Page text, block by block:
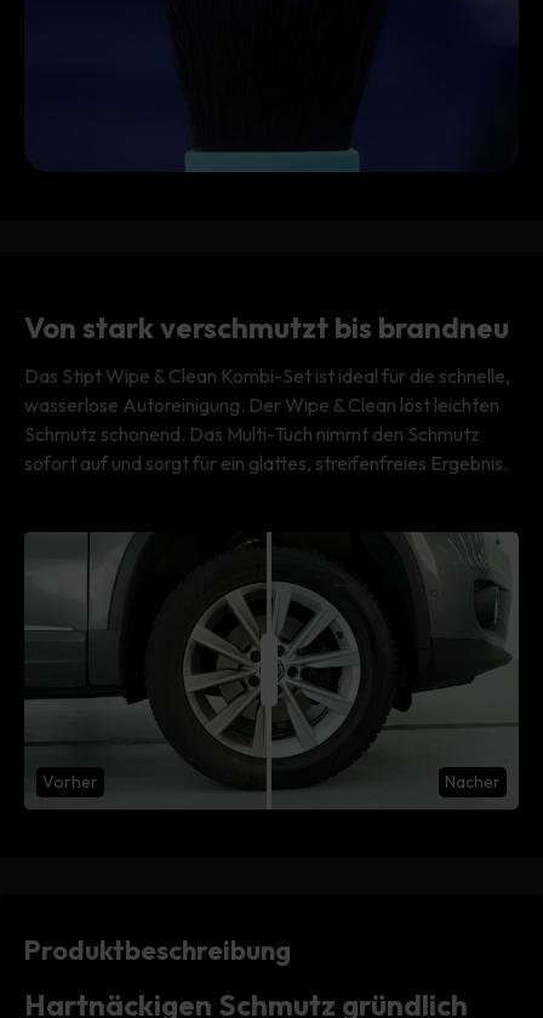
Von stark verschmutzt bis brandneu
Das Stipt Wipe & Clean Kombi-Set ist ideal für die schnelle,
wasserlose Autoreinigung. Der Wipe & Clean löst leichten
Schmutz schonend. Das Multi-Tuch nimmt den Schmutz
sofort auf und sorgt für ein glattes, streifenfreies Ergebnis.
Vorher Nacher
Produktbeschreibung
Hartnäckigen Schmutz gründlich